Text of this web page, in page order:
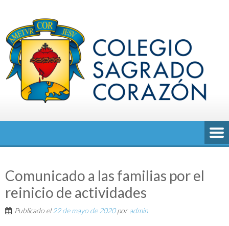
contenido
Comunicado a las familias por el
reinicio de actividades
Publicado el22 de mayo de 2020poradmin